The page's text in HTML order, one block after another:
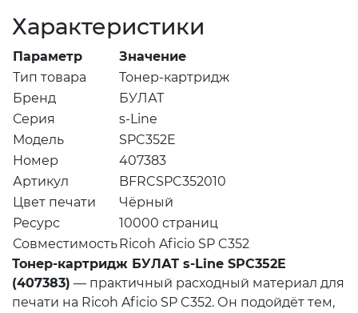
Характеристики
Параметр
Значение
Тип товара
Тонер-картридж
Бренд
БУЛАТ
Серия
s-Line
Модель
SPC352E
Номер
407383
Артикул
BFRCSPC352010
Цвет печати
Чёрный
Ресурс
10000 страниц
Совместимость Ricoh Aficio SP C352
Тонер-картридж БУЛАТ s-Line SPC352E
(407383) — практичный расходный материал для
печати на Ricoh Aficio SP C352. Он подойдёт тем,